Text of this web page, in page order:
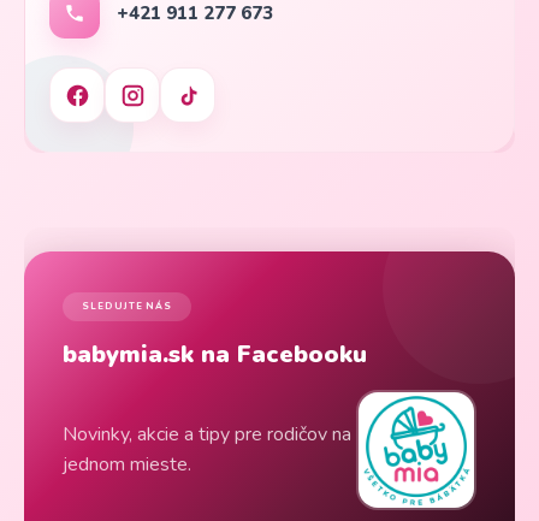
+421 911 277 673
SLEDUJTE NÁS
babymia.sk na Facebooku
Novinky, akcie a tipy pre rodičov na
jednom mieste.